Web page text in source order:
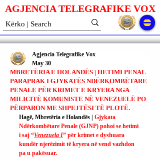
AGJENCIA TELEGRAFIKE VOX
MBRETËRIA E HOLANDËS | HETIMI PENAL
PARAPRAK I GJYKATËS NDËRKOMBËTARE
PENALE PËR KRIMET E KRYERA NGA
MILICITË KOMUNISTE NË VENEZUELË PO
PËRPARON ME SHPEJTËSI TË PLOTË.
Agjencia Telegrafike Vox
May 30
Hagë, Mbretëria e Holandës | Gjykata
Ndërkombëtare Penale (GJNP) pohoi se hetimi
i saj “Venezuela I” për krimet e dyshuara
kundër njerëzimit të kryera në vend vazhdon
pa u pakësuar.